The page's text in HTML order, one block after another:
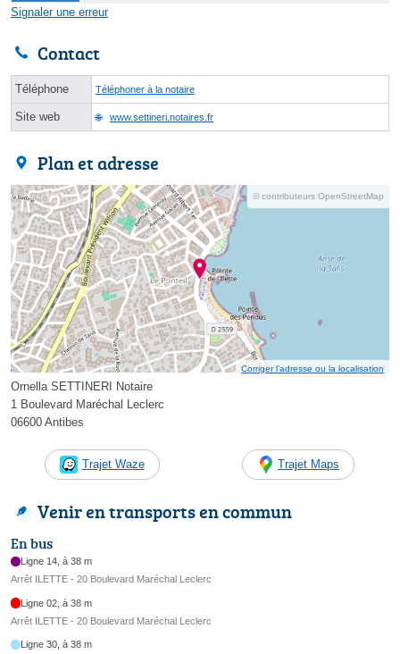
Signaler une erreur
Contact
Téléphone Téléphoner à la notaire
Site web www.settineri.notaires.fr
Plan et adresse
© contributeurs OpenStreetMap
Corriger l’adresse ou la localisation
Ornella SETTINERI Notaire
1 Boulevard Maréchal Leclerc
06600 Antibes
Trajet Waze Trajet Maps
Venir en transports en commun
En bus
Ligne 14, à 38 m
Arrêt ILETTE - 20 Boulevard Maréchal Leclerc
Ligne 02, à 38 m
Arrêt ILETTE - 20 Boulevard Maréchal Leclerc
Ligne 30, à 38 m